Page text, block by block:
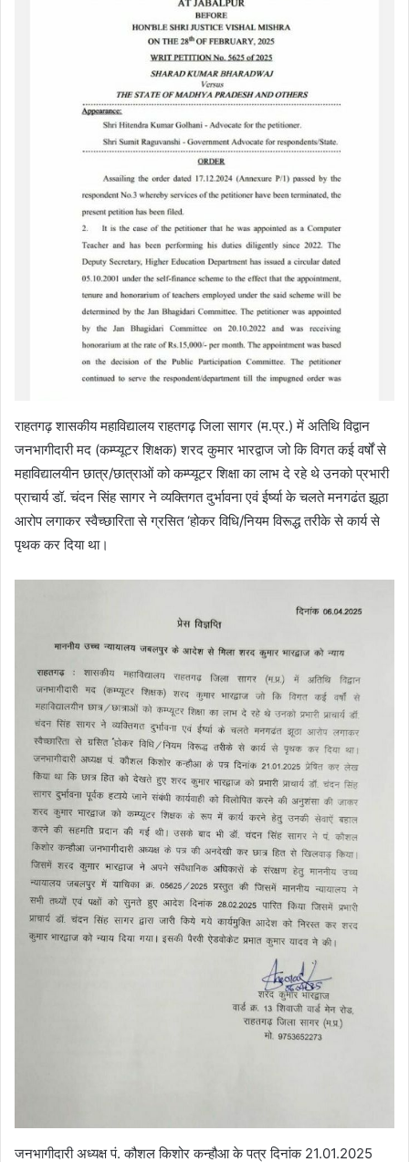
राहतगढ़ शासकीय महाविद्यालय राहतगढ़ जिला सागर (म.प्र.) में अतिथि विद्वान
जनभागीदारी मद (कम्प्यूटर शिक्षक) शरद कुमार भारद्वाज जो कि विगत कई वर्षों से
महाविद्यालयीन छात्र/छात्राओं को कम्प्यूटर शिक्षा का लाभ दे रहे थे उनको प्रभारी
प्राचार्य डॉ. चंदन सिंह सागर ने व्यक्तिगत दुर्भावना एवं ईर्ष्या के चलते मनगढंत झूठा
आरोप लगाकर स्वैच्छारिता से ग्रसित ‘होकर विधि/नियम विरूद्ध तरीके से कार्य से
पृथक कर दिया था।
जनभागीदारी अध्यक्ष पं. कौशल किशोर कन्हौआ के पत्र दिनांक 21.01.2025